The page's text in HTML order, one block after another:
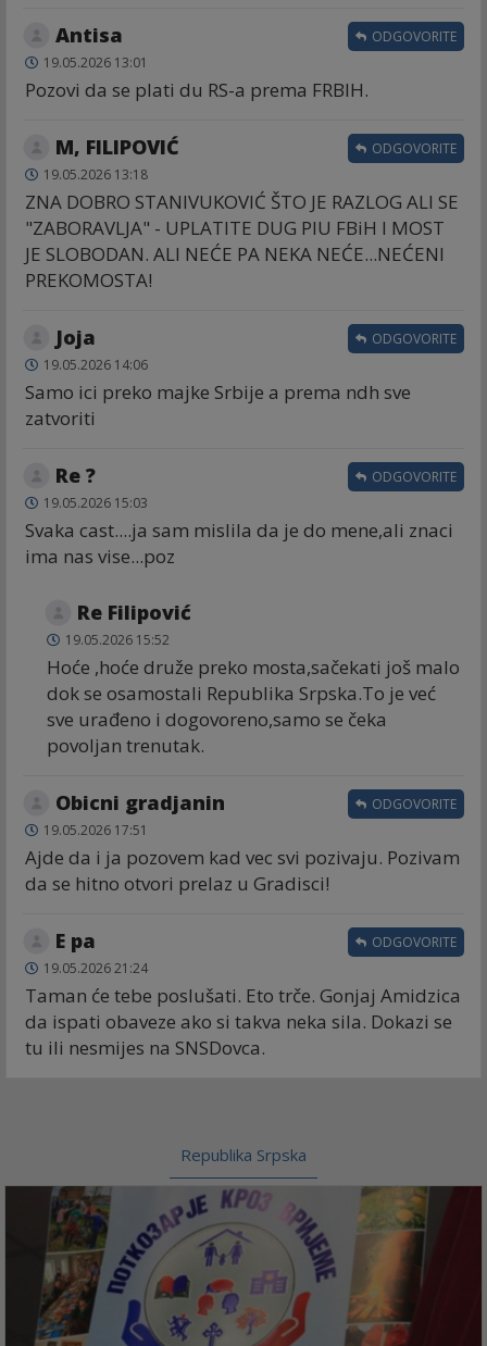
Antisa
19.05.2026 13:01
Pozovi da se plati du RS-a prema FRBIH.
ODGOVORITE
M, FILIPOVIĆ
19.05.2026 13:18
ZNA DOBRO STANIVUKOVIĆ ŠTO JE RAZLOG ALI SE
"ZABORAVLJA" - UPLATITE DUG PIU FBiH I MOST
JE SLOBODAN. ALI NEĆE PA NEKA NEĆE...NEĆENI
PREKOMOSTA!
ODGOVORITE
Joja
19.05.2026 14:06
Samo ici preko majke Srbije a prema ndh sve
zatvoriti
ODGOVORITE
Re ?
19.05.2026 15:03
Svaka cast....ja sam mislila da je do mene,ali znaci
ima nas vise...poz
ODGOVORITE
Re Filipović
19.05.2026 15:52
Hoće ,hoće druže preko mosta,sačekati još malo
dok se osamostali Republika Srpska.To je već
sve urađeno i dogovoreno,samo se čeka
povoljan trenutak.
Obicni gradjanin
19.05.2026 17:51
Ajde da i ja pozovem kad vec svi pozivaju. Pozivam
da se hitno otvori prelaz u Gradisci!
ODGOVORITE
E pa
19.05.2026 21:24
Taman će tebe poslušati. Eto trče. Gonjaj Amidzica
da ispati obaveze ako si takva neka sila. Dokazi se
tu ili nesmijes na SNSDovca.
ODGOVORITE
Republika Srpska